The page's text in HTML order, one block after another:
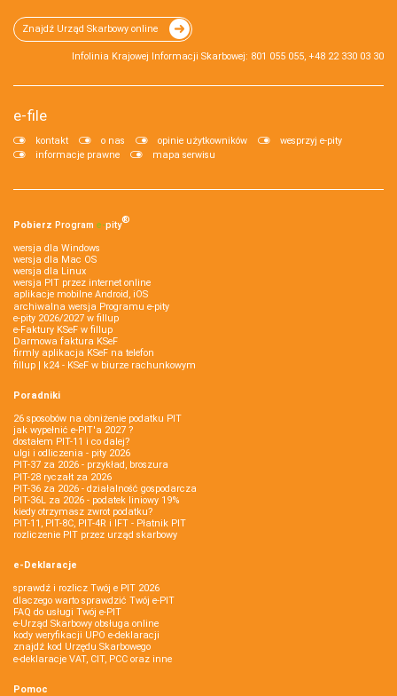
Znajdź Urząd Skarbowy online
Infolinia Krajowej Informacji Skarbowej: 801 055 055, +48 22 330 03 30
e-file
kontakt o nas opinie użytkowników
wesprzyj e-pity
informacje prawne
mapa serwisu
Pobierz Program e‑pity®
wersja dla Windows
wersja dla Mac OS
wersja dla Linux
wersja PIT przez internet online
aplikacje mobilne Android, iOS
archiwalna wersja Programu e-pity
e-pity 2026/2027 w fillup
e‑Faktury KSeF w fillup
Darmowa faktura KSeF
firmly aplikacja KSeF na telefon
fillup | k24 - KSeF w biurze rachunkowym
Poradniki
26 sposobów na obniżenie podatku PIT
jak wypełnić e-PIT'a 2027 ?
dostałem PIT-11 i co dalej?
ulgi i odliczenia - pity 2026
PIT-37 za 2026 - przykład, broszura
PIT-28 ryczałt za 2026
PIT-36 za 2026 - działalność gospodarcza
PIT-36L za 2026 - podatek liniowy 19%
kiedy otrzymasz zwrot podatku?
PIT-11, PIT-8C, PIT-4R i IFT - Płatnik PIT
rozliczenie PIT przez urząd skarbowy
e-Deklaracje
sprawdź i rozlicz Twój e PIT 2026
dlaczego warto sprawdzić Twój e-PIT
FAQ do usługi Twój e-PIT
e-Urząd Skarbowy obsługa online
kody weryfikacji UPO e-deklaracji
znajdź kod Urzędu Skarbowego
e-deklaracje VAT, CIT, PCC oraz inne
Pomoc